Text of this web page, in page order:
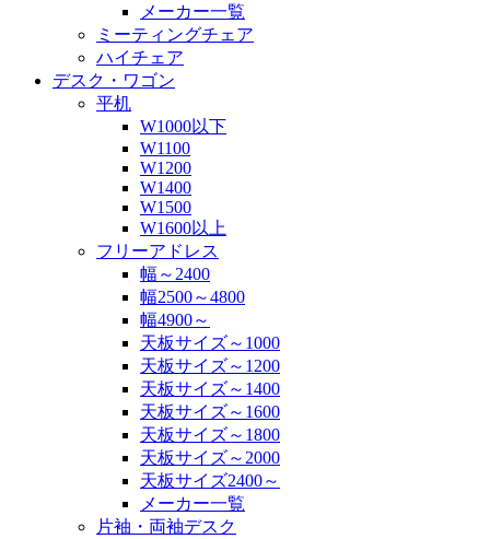
メーカー一覧
ミーティングチェア
ハイチェア
デスク・ワゴン
平机
W1000以下
W1100
W1200
W1400
W1500
W1600以上
フリーアドレス
幅～2400
幅2500～4800
幅4900～
天板サイズ～1000
天板サイズ～1200
天板サイズ～1400
天板サイズ～1600
天板サイズ～1800
天板サイズ～2000
天板サイズ2400～
メーカー一覧
片袖・両袖デスク